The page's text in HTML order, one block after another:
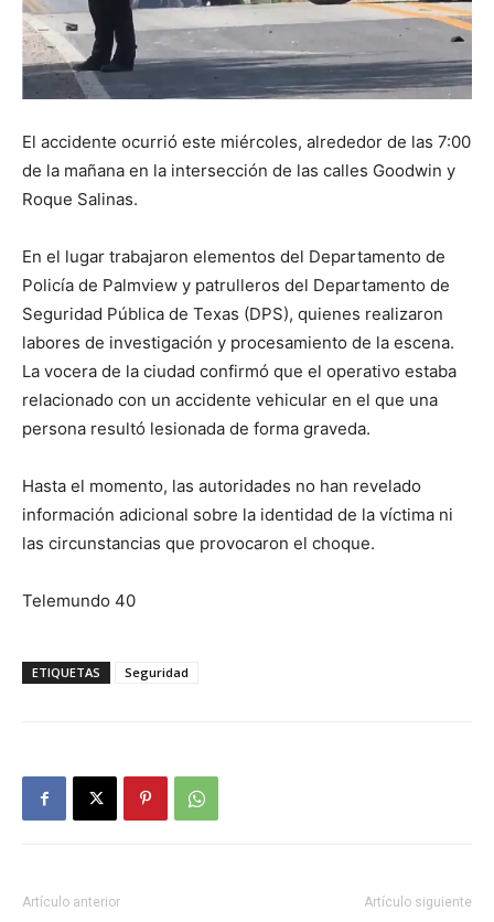
El accidente ocurrió este miércoles, alrededor de las 7:00
de la mañana en la intersección de las calles Goodwin y
Roque Salinas.
En el lugar trabajaron elementos del Departamento de
Policía de Palmview y patrulleros del Departamento de
Seguridad Pública de Texas (DPS), quienes realizaron
labores de investigación y procesamiento de la escena.
La vocera de la ciudad confirmó que el operativo estaba
relacionado con un accidente vehicular en el que una
persona resultó lesionada de forma graveda.
Hasta el momento, las autoridades no han revelado
información adicional sobre la identidad de la víctima ni
las circunstancias que provocaron el choque.
Telemundo 40
ETIQUETAS Seguridad
Artículo anterior Artículo siguiente